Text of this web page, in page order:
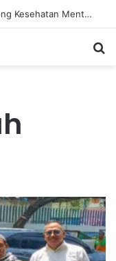
Peran Aktivitas Alam dalam Menyokong Kesehatan Mental dan Menenangkan Pikiran di Masa Sulit